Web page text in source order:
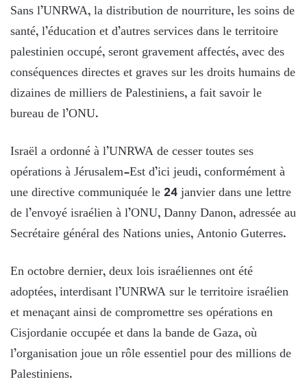
Sans l’UNRWA, la distribution de nourriture, les soins de
santé, l’éducation et d’autres services dans le territoire
palestinien occupé, seront gravement affectés, avec des
conséquences directes et graves sur les droits humains de
dizaines de milliers de Palestiniens, a fait savoir le
bureau de l’ONU.
Israël a ordonné à l’UNRWA de cesser toutes ses
opérations à Jérusalem-Est d’ici jeudi, conformément à
une directive communiquée le 24 janvier dans une lettre
de l’envoyé israélien à l’ONU, Danny Danon, adressée au
Secrétaire général des Nations unies, Antonio Guterres.
En octobre dernier, deux lois israéliennes ont été
adoptées, interdisant l’UNRWA sur le territoire israélien
et menaçant ainsi de compromettre ses opérations en
Cisjordanie occupée et dans la bande de Gaza, où
l’organisation joue un rôle essentiel pour des millions de
Palestiniens.